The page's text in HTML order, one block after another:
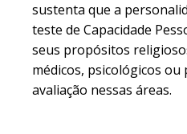
sustenta que a
teste de Capacidade
seus propósitos
médicos, psicológicos
avaliação nessas áreas.